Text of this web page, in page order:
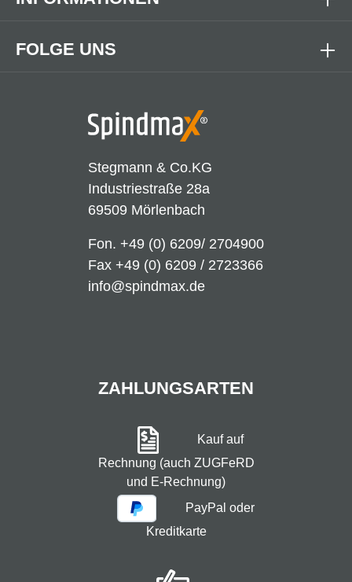
Stegmann & Co.KG
Industriestraße 28a
69509 Mörlenbach
Fon. +49 (0) 6209/ 2704900
Fax +49 (0) 6209 / 2723366
info@spindmax.de
FOLGE UNS
ZAHLUNGSARTEN
Kauf auf
Rechnung (auch ZUGFeRD
und E-Rechnung)
PayPal oder
Kreditkarte